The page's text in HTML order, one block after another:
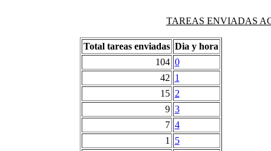
TAREAS ENVIADAS
Total tareas enviadas Dia y hora
104 0
42 1
15 2
9 3
7 4
1
5